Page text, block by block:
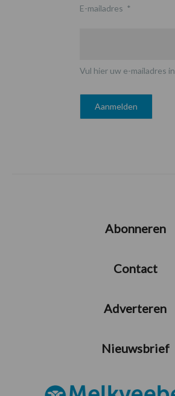
E-mailadres *
Vul hier uw e-mailadres in
Abonneren
Contact
Adverteren
Nieuwsbrief